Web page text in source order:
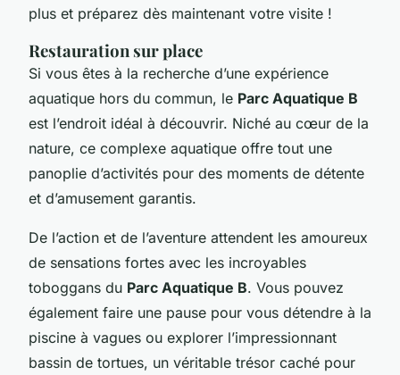
plus et préparez dès maintenant votre visite !
Restauration sur place
Si vous êtes à la recherche d’une expérience
aquatique hors du commun, le Parc Aquatique B
est l’endroit idéal à découvrir. Niché au cœur de la
nature, ce complexe aquatique offre tout une
panoplie d’activités pour des moments de détente
et d’amusement garantis.
De l’action et de l’aventure attendent les amoureux
de sensations fortes avec les incroyables
toboggans du Parc Aquatique B. Vous pouvez
également faire une pause pour vous détendre à la
piscine à vagues ou explorer l’impressionnant
bassin de tortues, un véritable trésor caché pour